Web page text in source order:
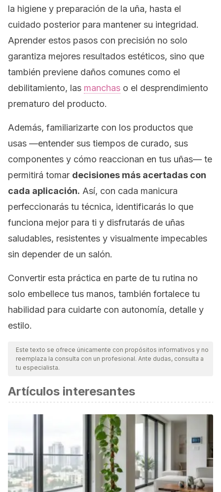
la higiene y preparación de la uña, hasta el
cuidado posterior para mantener su integridad.
Aprender estos pasos con precisión no solo
garantiza mejores resultados estéticos, sino que
también previene daños comunes como el
debilitamiento, las manchas o el desprendimiento
prematuro del producto.
Además, familiarizarte con los productos que
usas —entender sus tiempos de curado, sus
componentes y cómo reaccionan en tus uñas— te
permitirá tomar decisiones más acertadas con
cada aplicación. Así, con cada manicura
perfeccionarás tu técnica, identificarás lo que
funciona mejor para ti y disfrutarás de uñas
saludables, resistentes y visualmente impecables
sin depender de un salón.
Convertir esta práctica en parte de tu rutina no
solo embellece tus manos, también fortalece tu
habilidad para cuidarte con autonomía, detalle y
estilo.
Este texto se ofrece únicamente con propósitos informativos y no
reemplaza la consulta con un profesional. Ante dudas, consulta a
tu especialista.
Artículos interesantes